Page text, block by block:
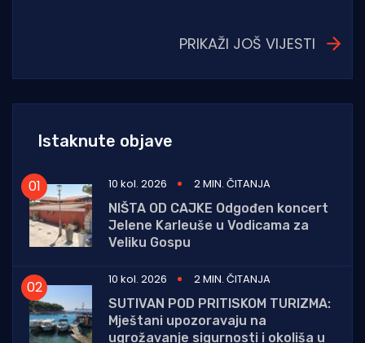
PRIKAŽI JOŠ VIJESTI
Istaknute objave
10 kol. 2026
2 MIN. ČITANJA
NIŠTA OD CAJKE Odgođen koncert
Jelene Karleuše u Vodicama za
Veliku Gospu
10 kol. 2026
2 MIN. ČITANJA
SUTIVAN POD PRITISKOM TURIZMA:
Mještani upozoravaju na
ugrožavanje sigurnosti i okoliša u